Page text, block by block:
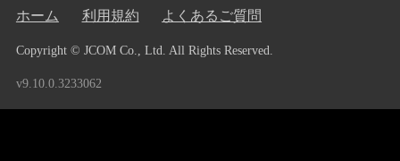
ホーム 利用規約 よくあるご質問
Copyright © JCOM Co., Ltd. All Rights Reserved.
v9.10.0.3233062